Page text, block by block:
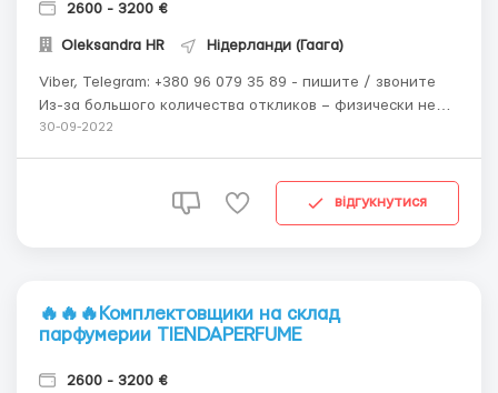
2600 - 3200 €
Oleksandra HR Нідерланди (Гаага)
Viber, Telegram: +380 96 079 35 89 - пишите / звоните
Из-за большого количества откликов – физически не
успеваю ответить на сайте, поэтому связывайтесь
женщины и семейные пары до 55 лет. 🔥🔥...
30-09-2022
відгукнутися
🔥🔥🔥Комплектовщики на склад
парфумерии TIENDAPERFUME
2600 - 3200 €